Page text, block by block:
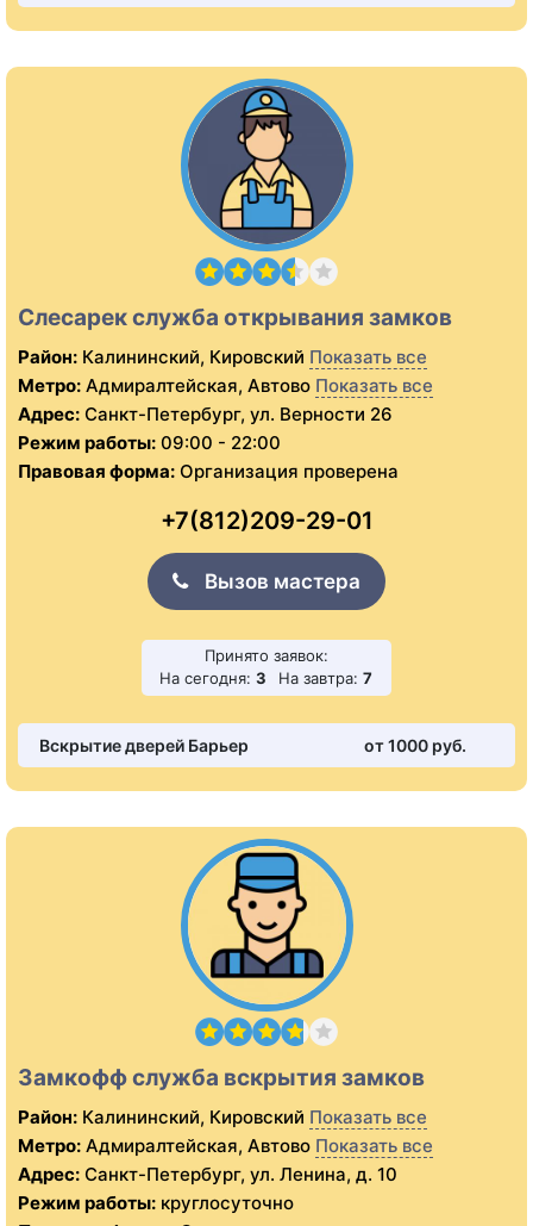
Слесарек служба открывания замков
Район: Калининский, Кировский Показать все
Метро: Адмиралтейская, Автово Показать все
Адрес: Санкт-Петербург, ул. Верности 26
Режим работы: 09:00 - 22:00
Правовая форма: Организация проверена
+7(812)209-29-01
Вызов мастера
Принято заявок:
На сегодня: 3 На завтра: 7
Вскрытие дверей Барьер от 1000 pуб.
Замкофф служба вскрытия замков
Район: Калининский, Кировский Показать все
Метро: Адмиралтейская, Автово Показать все
Адрес: Санкт-Петербург, ул. Ленина, д. 10
Режим работы: круглосуточно